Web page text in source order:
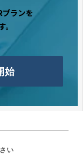
プランを
始
い